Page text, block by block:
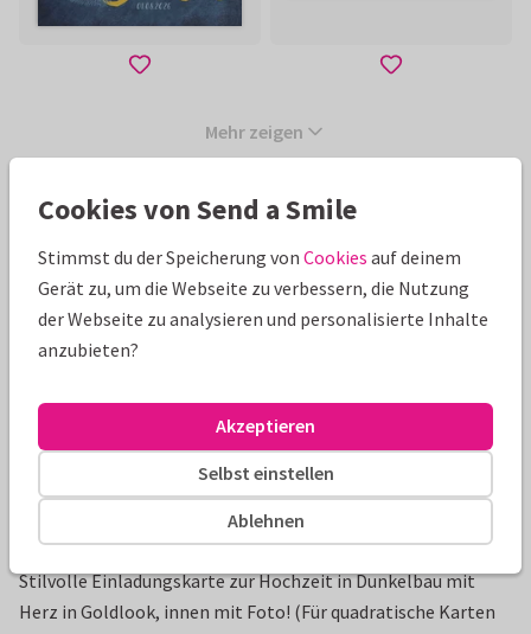
Mehr zeigen
Schöne Extras zu deiner Karte
Produktinformation
Stilvolle Einladungskarte zur Hochzeit in Dunkelbau mit
Herz in Goldlook, innen mit Foto! (Für quadratische Karten
Cookies von Send a Smile
Stimmst du der Speicherung von Cookies auf deinem
Gerät zu, um die Webseite zu verbessern, die Nutzung
der Webseite zu analysieren und personalisierte Inhalte
anzubieten?
Ablehnen
Selbst einstellen
Akzeptieren